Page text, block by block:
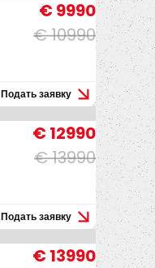
€ 10990
€ 9990
Подать заявку
€ 13990
€ 12990
Подать заявку
€ 13990